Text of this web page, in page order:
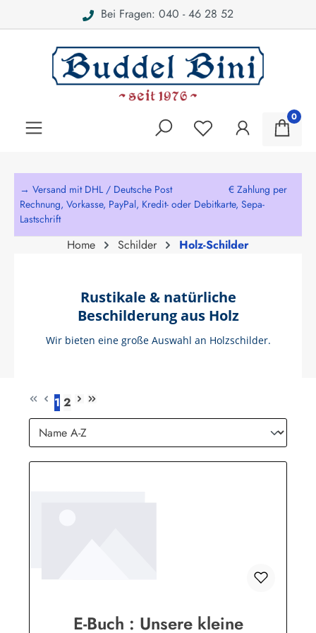
Bei Fragen: 040 - 46 28 52
0
→ Versand mit DHL / Deutsche Post € Zahlung per
Rechnung, Vorkasse, PayPal, Kredit- oder Debitkarte, Sepa-
Lastschrift
Home Schilder Holz-Schilder
Rustikale & natürliche
Beschilderung aus Holz
Wir bieten eine große Auswahl an Holzschilder.
Seite
1 Seite
2
E-Buch : Unsere kleine